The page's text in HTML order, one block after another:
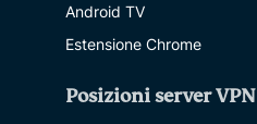
Android TV
Estensione Chrome
Posizioni server VPN